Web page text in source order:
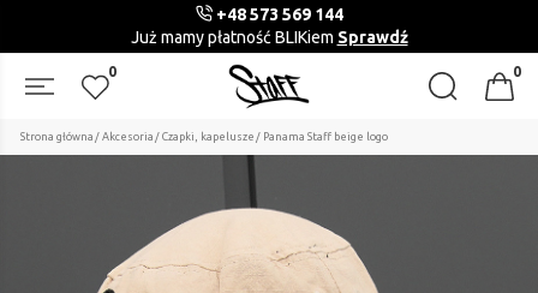
+48 573 569 144
Już mamy płatność BLIKiem Sprawdź
0 0
Strona główna Akcesoria Czapki, kapelusze Panama Staff beige logo